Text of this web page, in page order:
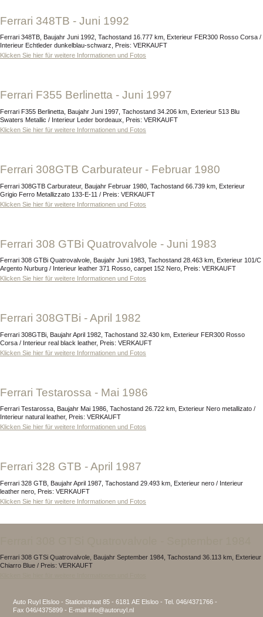
Ferrari 348TB - Juni 1992
Ferrari 348TB, Baujahr Juni 1992, Tachostand 16.777 km, Exterieur FER300 Rosso Corsa /
Interieur Echtleder dunkelblau-schwarz, Preis: VERKAUFT
Klicken Sie hier für weitere Informationen und Fotos
Ferrari F355 Berlinetta - Juni 1997
Ferrari F355 Berlinetta, Baujahr Juni 1997, Tachostand 34.206 km, Exterieur 513 Blu
Swaters Metallic / Interieur Leder bordeaux, Preis: VERKAUFT
Klicken Sie hier für weitere Informationen und Fotos
Ferrari 308GTB Carburateur - Februar 1980
Ferrari 308GTB Carburateur, Baujahr Februar 1980, Tachostand 66.739 km, Exterieur
Grigio Ferro Metallizzato 133-E-11 / Preis: VERKAUFT
Klicken Sie hier für weitere Informationen und Fotos
Ferrari 308 GTBi Quatrovalvole - Juni 1983
Ferrari 308 GTBi Quatrovalvole, Baujahr Juni 1983, Tachostand 28.463 km, Exterieur 101/C
Argento Nurburg / Interieur leather 371 Rosso, carpet 152 Nero, Preis: VERKAUFT
Klicken Sie hier für weitere Informationen und Fotos
Ferrari 308GTBi - April 1982
Ferrari 308GTBi, Baujahr April 1982, Tachostand 32.430 km, Exterieur FER300 Rosso
Corsa / Interieur real black leather, Preis: VERKAUFT
Klicken Sie hier für weitere Informationen und Fotos
Ferrari Testarossa - Mai 1986
Ferrari Testarossa, Baujahr Mai 1986, Tachostand 26.722 km, Exterieur Nero metallizato /
Interieur natural leather, Preis: VERKAUFT
Klicken Sie hier für weitere Informationen und Fotos
Ferrari 328 GTB - April 1987
Ferrari 328 GTB, Baujahr April 1987, Tachostand 29.493 km, Exterieur nero / Interieur
leather nero, Preis: VERKAUFT
Klicken Sie hier für weitere Informationen und Fotos
Ferrari 308 GTSi Quatrovalvole, Baujahr September 1984, Tachostand 36.113 km, Exterieur
Chiarro Blue / Preis: VERKAUFT
Auto Ruyl Elsloo - Stationstraat 85 - 6181 AE Elsloo - Tel. 046/4371766 -
Fax 046/4375899 - E-mail info@autoruyl.nl